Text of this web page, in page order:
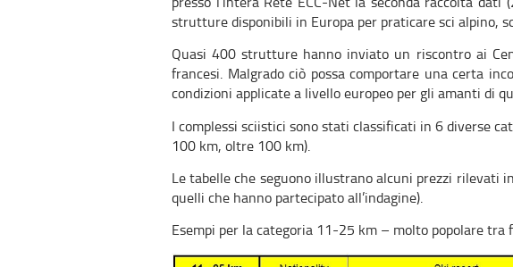
strutture disponibili in Europa per praticare sci alpino,
Quasi 400 strutture hanno inviato un riscontro ai
francesi. Malgrado ciò possa comportare una certa
condizioni applicate a livello europeo per gli amanti di
I complessi sciistici sono stati classificati in 6 diverse
100 km, oltre 100 km).
Le tabelle che seguono illustrano alcuni prezzi rilevati
quelli che hanno partecipato all’indagine).
Esempi per la categoria 11-25 km – molto popolare tra